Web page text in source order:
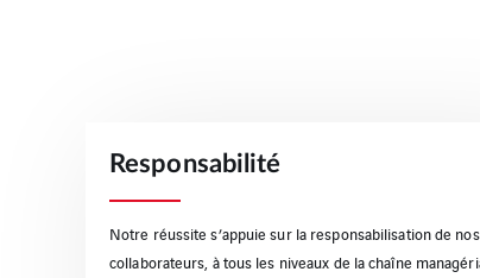
Responsabilité
Notre réussite s’appuie sur la responsabilisation de nos
collaborateurs, à tous les niveaux de la chaîne